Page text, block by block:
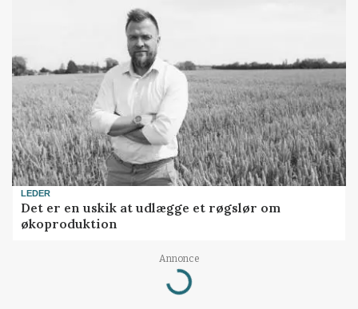
LEDER
Det er en uskik at udlægge et røgslør om
økoproduktion
Annonce
Loading...